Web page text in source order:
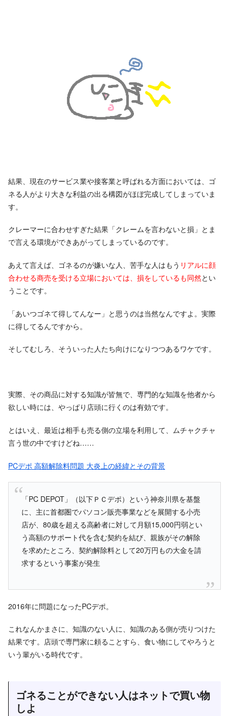
結果、現在のサービス業や接客業と呼ばれる方面においては、ゴ
ネる人がより大きな利益の出る構図がほぼ完成してしまっていま
す。
クレーマーに合わせすぎた結果「クレームを言わないと損」とま
で言える環境ができあがってしまっているのです。
あえて言えば、ゴネるのが嫌いな人、苦手な人はもう リアルに顔
合わせる商売を受ける立場においては、損をしているも同然とい
うことです。
「あいつゴネて得してんなー」と思うのは当然なんですよ。実際
に得してるんですから。
そしてむしろ、そういった人たち向けになりつつあるワケです。
実際、その商品に対する知識が皆無で、専門的な知識を他者から
欲しい時には、やっぱり店頭に行くのは有効です。
とはいえ、最近は相手も売る側の立場を利用して、ムチャクチャ
言う世の中ですけどね……
PCデポ 高額解除料問題 大炎上の経緯とその背景
「PC DEPOT」（以下ＰＣデポ）という神奈川県を基盤
に、主に首都圏でパソコン販売事業などを展開する小売
店が、80歳を超える高齢者に対して月額15,000円弱とい
う高額のサポート代を含む契約を結び、親族がその解除
を求めたところ、契約解除料として20万円もの大金を請
求するという事案が発生
2016年に問題になったPCデポ。
これなんかまさに、知識のない人に、知識のある側が売りつけた
結果です。店頭で専門家に頼ることすら、食い物にしてやろうと
いう輩がいる時代です。
ゴネることができない人はネットで買い物
しよ